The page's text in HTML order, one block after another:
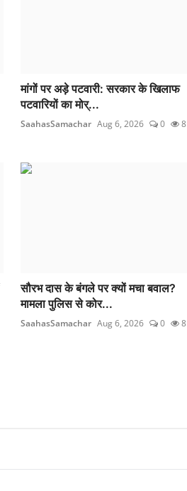
मांगों पर अड़े पटवारी: सरकार के खिलाफ
पटवारियों का मोर्...
SaahasSamachar Aug 6, 2026 0 8
सौरभ दास के बंगले पर क्यों मचा बवाल?
मामला पुलिस से कोर...
SaahasSamachar Aug 6, 2026 0 8